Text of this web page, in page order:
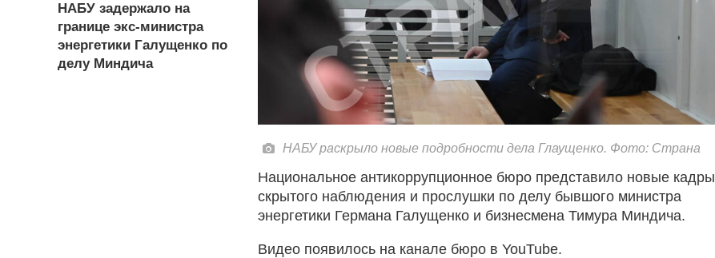
НАБУ задержало на
границе экс-министра
энергетики Галущенко по
делу Миндича
НАБУ раскрыло новые подробности дела Глаущенко. Фото: Страна
Национальное антикоррупционное бюро представило новые кадры
скрытого наблюдения и прослушки по делу бывшого министра
энергетики Германа Галущенко и бизнесмена Тимура Миндича.
Видео появилось на канале бюро в YouTube.